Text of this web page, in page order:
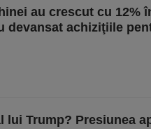
au crescut cu 12%
devansat achiziţiile
lui Trump? Presiunea